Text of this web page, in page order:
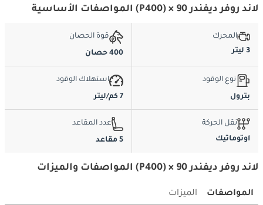
لاند روفر ديفندر 90 × (P400) المواصفات الأساسية
المحرك
3 ليتر
قوة الحصان
400 حصان
نوع الوقود
بترول
استهلاك الوقود
7 كم/ليتر
نقل الحركة
اوتوماتيك
عدد المقاعد
5 مقاعد
لاند روفر ديفندر 90 × (P400) المواصفات والميزات
المواصفات الميزات